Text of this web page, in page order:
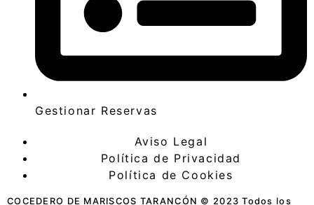
Gestionar Reservas
Aviso Legal
Política de Privacidad
Política de Cookies
COCEDERO DE MARISCOS TARANCÓN © 2023 Todos los